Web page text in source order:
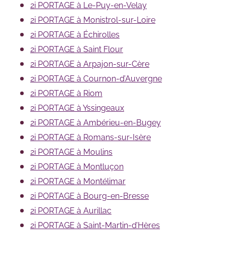
2i PORTAGE à Le-Puy-en-Velay
2i PORTAGE à Monistrol-sur-Loire
2i PORTAGE à Échirolles
2i PORTAGE à Saint Flour
2i PORTAGE à Arpajon-sur-Cère
2i PORTAGE à Cournon-d’Auvergne
2i PORTAGE à Riom
2i PORTAGE à Yssingeaux
2i PORTAGE à Ambérieu-en-Bugey
2i PORTAGE à Romans-sur-Isère
2i PORTAGE à Moulins
2i PORTAGE à Montluçon
2i PORTAGE à Montélimar
2i PORTAGE à Bourg-en-Bresse
2i PORTAGE à Aurillac
2i PORTAGE à Saint-Martin-d’Hères